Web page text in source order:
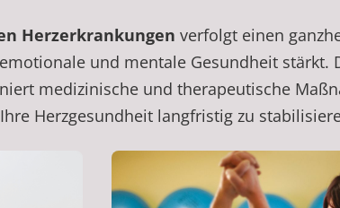
Herzerkrankungen verfolgt einen
und mentale Gesundheit stärkt.
medizinische und therapeutische
Herzgesundheit langfristig zu